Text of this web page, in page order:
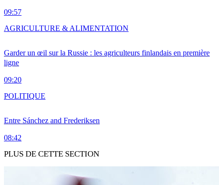
09:57
Garder un œil sur la Russie : les agriculteurs finlandais en première
ligne
09:20
AGRICULTURE & ALIMENTATION
Entre Sánchez and Frederiksen
08:42
POLITIQUE
PLUS DE CETTE SECTION